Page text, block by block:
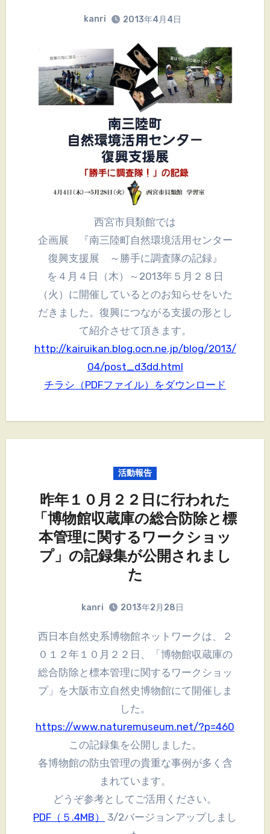
kanri 2013年4月4日
西宮市貝類館では
企画展 『南三陸町 自然環境活用センター
復興支援展 ～勝手に調査隊の記録』
を４月４日（木）～2013年５月２８日
（火）に開催しているとのお知らせをいた
だきました。復興につながる支援の形とし
て紹介させて頂きます。
http://kairuikan.blog.ocn.ne.jp/blog/2013/
04/post_d3dd.html
チラシ（PDFファイル）をダウンロード
活動報告
昨年１０月２２日に行われた
「博物館収蔵庫の総合防除と標
本管理に関するワークショッ
プ」の記録集が公開されまし
た
kanri 2013年2月28日
西日本自然史系博物館ネットワークは、２
０１２年１０月２２日、「博物館収蔵庫の
総合防除と標本管理に関するワークショッ
プ」を大阪市立自然史博物館にて開催しま
した。
https://www.naturemuseum.net/?p=460
この記録集を公開しました。
各博物館の防虫管理の貴重な事例が多く含
まれています。
どうぞ参考としてご活用ください。
PDF（５.4MB）
3/2バージョンアップしまし